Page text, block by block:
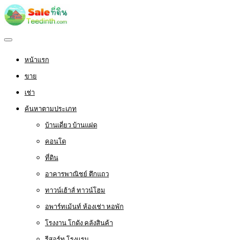
หน้าแรก
ขาย
เช่า
ค้นหาตามประเภท
บ้านเดี่ยว บ้านแฝด
คอนโด
ที่ดิน
อาคารพาณิชย์ ตึกแถว
ทาวน์เฮ้าส์ ทาวน์โฮม
อพาร์ทเม้นท์ ห้องเช่า หอพัก
โรงงาน โกดัง คลังสินค้า